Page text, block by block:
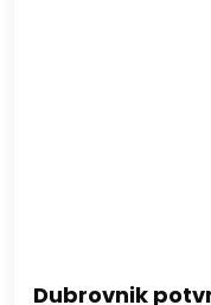
Dubrovnik